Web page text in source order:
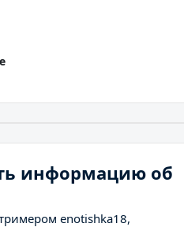
информацию об
enotishka18,